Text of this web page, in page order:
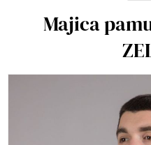
Majica